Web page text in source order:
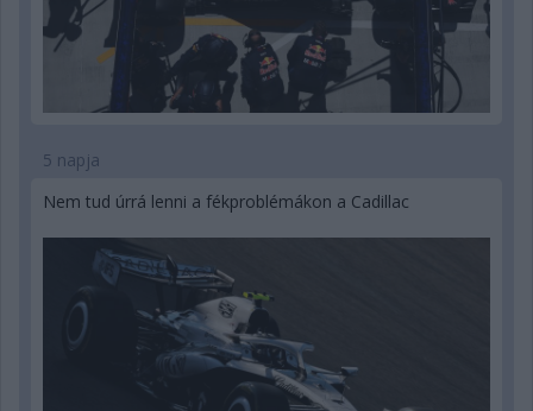
5 napja
Nem tud úrrá lenni a fékproblémákon a Cadillac